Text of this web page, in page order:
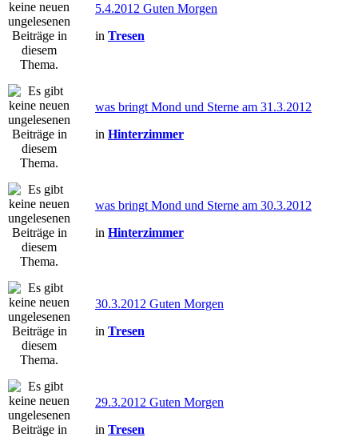
5.4.2012 Guten Morgen
in Tresen
was bringt Mond und Sterne am 31.3.2012
in Hinterzimmer
was bringt Mond und Sterne am 30.3.2012
in Hinterzimmer
30.3.2012 Guten Morgen
in Tresen
29.3.2012 Guten Morgen
in Tresen